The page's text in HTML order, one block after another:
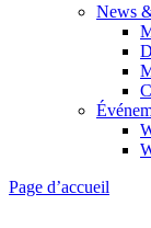
News
Page d’accueil